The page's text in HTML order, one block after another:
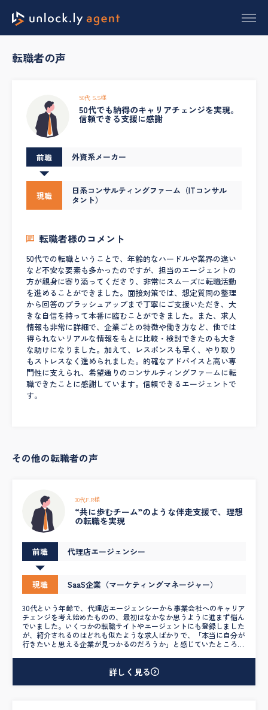
転職者の声
50代 S.S様
50代でも納得のキャリアチェンジを実現。
信頼できる支援に感謝
前職 外資系メーカー
現職
日系コンサルティングファーム（ITコンサル
タント）
転職者様のコメント
50代での転職ということで、年齢的なハードルや業界の違い
など不安な要素も多かったのですが、担当のエージェントの
方が親身に寄り添ってくださり、非常にスムーズに転職活動
を進めることができました。面接対策では、想定質問の整理
から回答のブラッシュアップまで丁寧にご支援いただき、大
きな自信を持って本番に臨むことができました。また、求人
情報も非常に詳細で、企業ごとの特徴や働き方など、他では
得られないリアルな情報をもとに比較・検討できたのも大き
な助けになりました。加えて、レスポンスも早く、やり取り
もストレスなく進められました。的確なアドバイスと高い専
門性に支えられ、希望通りのコンサルティングファームに転
職できたことに感謝しています。信頼できるエージェントで
す。
その他の転職者の声
30代F.R様
“共に歩むチーム”のような伴走支援で、理想
の転職を実現
前職 代理店エージェンシー
現職 SaaS企業（マーケティングマネージャー）
30代という年齢で、代理店エージェンシーから事業会社へのキャリア
チェンジを考え始めたものの、最初はなかなか思うように進まず悩ん
でいました。いくつかの転職サイトやエージェントにも登録しました
が、紹介されるのはどれも似たような求人ばかりで、「本当に自分が
行きたいと思える企業が見つかるのだろうか」と感じていたところ、
に実現したいキャリアの方向性まで深く理解した上で、数多くの求人
をご紹介いただきました。その中で、まさに「ここで働いてみたい」
と思えるSaaS企業に出会うことができました。 特に印象的だったの
詳しく見る